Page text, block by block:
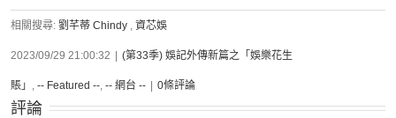
相關搜尋: 劉芊蒂 Chindy , 資芯娛
2023/09/29 21:00:32 (第33季) 娛記外傳新篇之「娛樂花生
賬」 , -- Featured --, -- 網台 -- 0條評論
評論